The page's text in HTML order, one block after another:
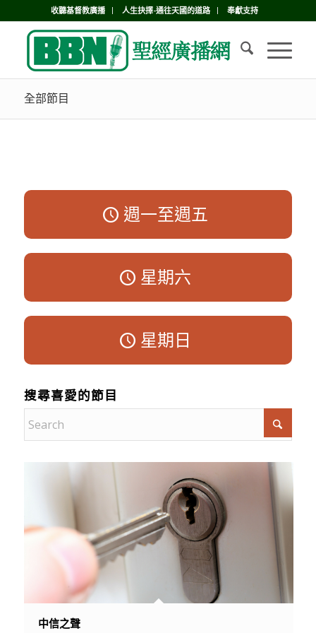
收聽基督教廣播 人生抉擇-通往天國的道路 奉獻支持
全部節目
週一至週五
星期六
星期日
搜尋喜愛的節目
中信之聲